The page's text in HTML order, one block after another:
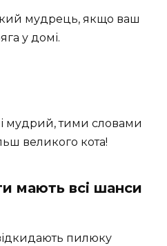
мудрець, якщо ваш
у домі.
мудрий, тими словами
великого кота!
мають всі шанси
пилюку